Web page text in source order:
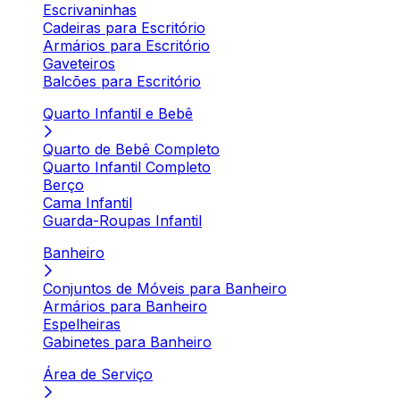
Escrivaninhas
Cadeiras para Escritório
Armários para Escritório
Gaveteiros
Balcões para Escritório
Quarto Infantil e Bebê
Quarto de Bebê Completo
Quarto Infantil Completo
Berço
Cama Infantil
Guarda-Roupas Infantil
Banheiro
Conjuntos de Móveis para Banheiro
Armários para Banheiro
Espelheiras
Gabinetes para Banheiro
Área de Serviço